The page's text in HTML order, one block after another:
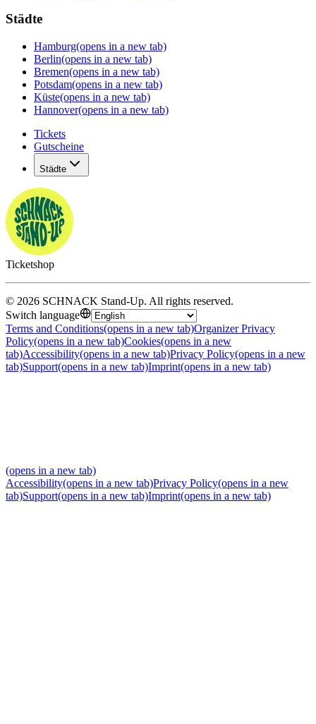
Städte
Hamburg(opens in a new tab)
Berlin(opens in a new tab)
Bremen(opens in a new tab)
Potsdam(opens in a new tab)
Küste(opens in a new tab)
Hannover(opens in a new tab)
Tickets
Gutscheine
Städte
Ticketshop
© 2026 SCHNACK Stand-Up. All rights reserved.
Switch language
Terms and Conditions(opens in a new tab)Organizer Privacy
Policy(opens in a new tab)Cookies(opens in a new
tab)Accessibility(opens in a new tab)Privacy Policy(opens in a new
tab)Support(opens in a new tab)Imprint(opens in a new tab)
(opens in a new tab)
Accessibility(opens in a new tab)Privacy Policy(opens in a new
tab)Support(opens in a new tab)Imprint(opens in a new tab)